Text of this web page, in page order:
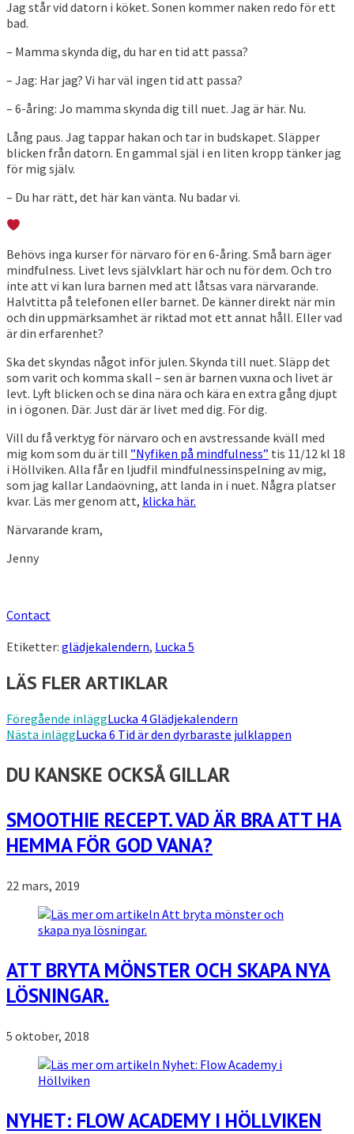
Jag står vid datorn i köket. Sonen kommer naken redo för ett
bad.
– Mamma skynda dig, du har en tid att passa?
– Jag: Har jag? Vi har väl ingen tid att passa?
– 6-åring: Jo mamma skynda dig till nuet. Jag är här. Nu.
Lång paus. Jag tappar hakan och tar in budskapet. Släpper
blicken från datorn. En gammal själ i en liten kropp tänker jag
för mig själv.
– Du har rätt, det här kan vänta. Nu badar vi.
Behövs inga kurser för närvaro för en 6-åring. Små barn äger
mindfulness. Livet levs självklart här och nu för dem. Och tro
inte att vi kan lura barnen med att låtsas vara närvarande.
Halvtitta på telefonen eller barnet. De känner direkt när min
och din uppmärksamhet är riktad mot ett annat håll. Eller vad
är din erfarenhet?
Ska det skyndas något inför julen. Skynda till nuet. Släpp det
som varit och komma skall – sen är barnen vuxna och livet är
levt. Lyft blicken och se dina nära och kära en extra gång djupt
in i ögonen. Där. Just där är livet med dig. För dig.
Vill du få verktyg för närvaro och en avstressande kväll med
mig kom som du är till ”Nyfiken på mindfulness” tis 11/12 kl 18
i Höllviken. Alla får en ljudfil mindfulnessinspelning av mig,
som jag kallar Landaövning, att landa in i nuet. Några platser
kvar. Läs mer genom att, klicka här.
Närvarande kram,
Jenny
Contact
Etiketter: glädjekalendern, Lucka 5
LÄS FLER ARTIKLAR
Föregående inläggLucka 4 Glädjekalendern
Nästa inläggLucka 6 Tid är den dyrbaraste julklappen
DU KANSKE OCKSÅ GILLAR
SMOOTHIE RECEPT. VAD ÄR BRA ATT HA
HEMMA FÖR GOD VANA?
22 mars, 2019
ATT BRYTA MÖNSTER OCH SKAPA NYA
LÖSNINGAR.
5 oktober, 2018
NYHET: FLOW ACADEMY I HÖLLVIKEN